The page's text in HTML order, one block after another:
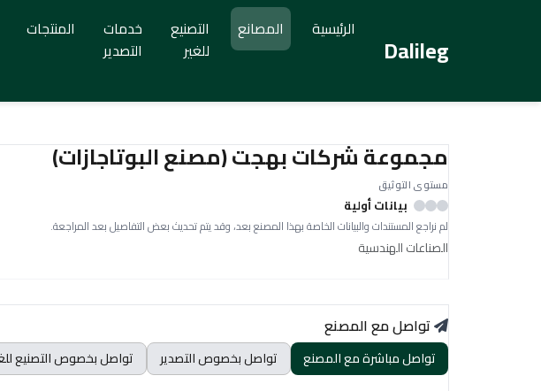
Dalileg
الرئيسية المصانع
التصنيع
للغير
خدمات
التصدير
المنتجات
مجموعة شركات بهجت (مصنع البوتاجازات)
مستوى التوثيق
بيانات أولية
لم نراجع المستندات والبيانات الخاصة بهذا المصنع بعد، وقد يتم تحديث بعض التفاصيل بعد المراجعة.
الصناعات الهندسية
تواصل مع المصنع
تواصل مباشرة مع المصنع تواصل بخصوص التصدير تواصل بخصوص التصنيع